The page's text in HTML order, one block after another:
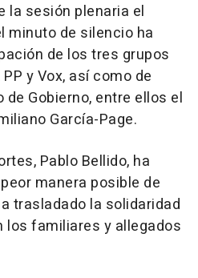
la sesión plenaria el
minuto de silencio ha
de los tres grupos
y Vox, así como de
Gobierno, entre ellos el
García-Page.
Pablo Bellido, ha
manera posible de
trasladado la solidaridad
los familiares y allegados